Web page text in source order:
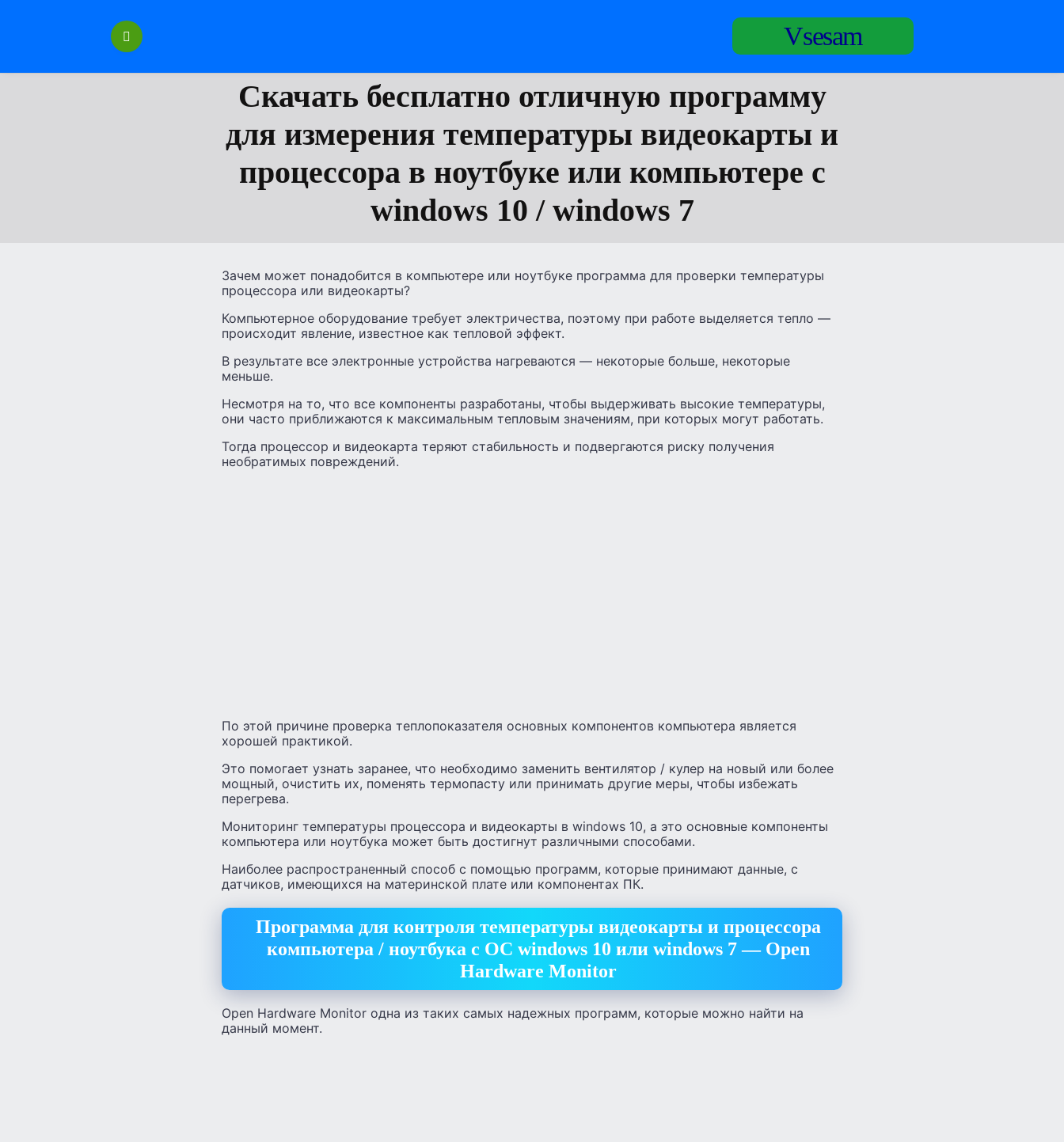
Vsesam
Скачать бесплатно отличную программу
для измерения температуры видеокарты и
процессора в ноутбуке или компьютере с
windows 10 / windows 7
Зачем может понадобится в компьютере или ноутбуке программа для проверки температуры
процессора или видеокарты?
Компьютерное оборудование требует электричества, поэтому при работе выделяется тепло —
происходит явление, известное как тепловой эффект.
В результате все электронные устройства нагреваются — некоторые больше, некоторые
меньше.
Несмотря на то, что все компоненты разработаны, чтобы выдерживать высокие температуры,
они часто приближаются к максимальным тепловым значениям, при которых могут работать.
Тогда процессор и видеокарта теряют стабильность и подвергаются риску получения
необратимых повреждений.
По этой причине проверка теплопоказателя основных компонентов компьютера является
хорошей практикой.
Это помогает узнать заранее, что необходимо заменить вентилятор / кулер на новый или более
мощный, очистить их, поменять термопасту или принимать другие меры, чтобы избежать
перегрева.
Мониторинг температуры процессора и видеокарты в windows 10, а это основные компоненты
компьютера или ноутбука может быть достигнут различными способами.
Наиболее распространенный способ с помощью программ, которые принимают данные, с
датчиков, имеющихся на материнской плате или компонентах ПК.
Программа для контроля температуры видеокарты и процессора
компьютера / ноутбука с OC windows 10 или windows 7 — Open
Hardware Monitor
Open Hardware Monitor одна из таких самых надежных программ, которые можно найти на
данный момент.